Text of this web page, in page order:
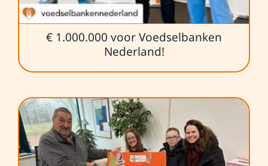
€ 1.000.000 voor Voedselbanken
Nederland!